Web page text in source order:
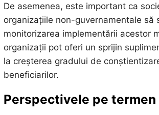
De asemenea, este important ca
organizațiile non-guvernamentale să
monitorizarea implementării acestor
organizații pot oferi un sprijin
la creșterea gradului de
beneficiarilor.
Perspectivele pe termen